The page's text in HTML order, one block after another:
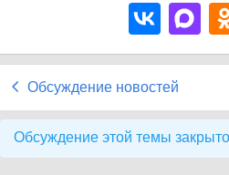
Обсуждение новостей
Обсуждение этой темы